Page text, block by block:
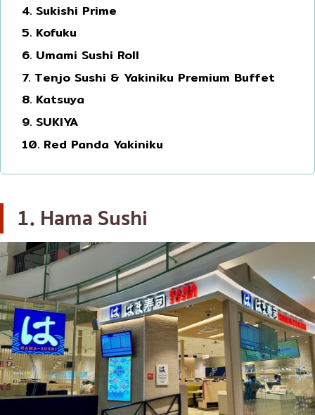
บุฟเฟต์
มิชลิน
สเต็ก
ของทอดเสียบไม้
หม้อไฟญี่ปุ่น
ของย่างเสียบไม้/เครื่องในย่าง
โอเด้ง/เมนูตุ๋นสไตล์ญี่ปุ่น
อาหารชุด/อาหารญี่ปุ่นสไตล์โฮมคุกกิ้ง
เบนโตะ/บริการส่งอาหารญี่ปุ่น
อุดมสุข
ศรีราชา
เซ็นทรัลเวิลด์
นนทบุรี
เชียงใหม่
ลาดพร้าว
ปทุมธานี
สมุทรสาคร
ภูเก็ต
พัทยา
ธนิยะ
พระราม 3
พระราม4
อื่นๆ
4. Sukishi Prime
5. Kofuku
6. Umami Sushi Roll
7. Tenjo Sushi & Yakiniku Premium Buffet
8. Katsuya
9. SUKIYA
10. Red Panda Yakiniku
1. Hama Sushi